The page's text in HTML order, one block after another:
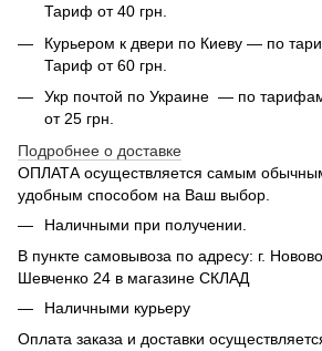
Тариф от 40 грн.
Курьером к двери по Киеву — по
Тариф от 60 грн.
Укр почтой по Украине — по
от 25 грн.
Подробнее о доставке
ОПЛАТА осуществляется самым
удобным способом на Ваш выбор.
Наличными при получении.
В пункте самовывоза по адресу: г.
Шевченко 24 в магазине СКЛАД
Наличными курьеру
Оплата заказа и доставки